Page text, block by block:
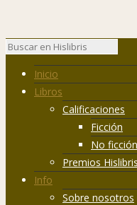
Inicio
Libros
Calificaciones
Ficción
No ficción
Premios
Info
Sobre nosotros